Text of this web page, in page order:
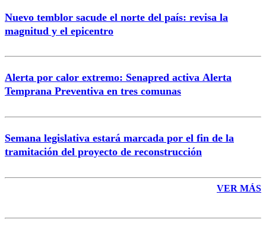
Nuevo temblor sacude el norte del país: revisa la
magnitud y el epicentro
Alerta por calor extremo: Senapred activa Alerta
Temprana Preventiva en tres comunas
Semana legislativa estará marcada por el fin de la
tramitación del proyecto de reconstrucción
VER MÁS